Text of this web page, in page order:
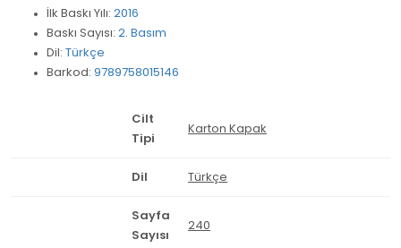
İlk Baskı Yılı: 2016
Baskı Sayısı: 2. Basım
Dil: Türkçe
Barkod: 9789758015146
Cilt
Tipi
Karton Kapak
Dil Türkçe
Sayfa
Sayısı
240